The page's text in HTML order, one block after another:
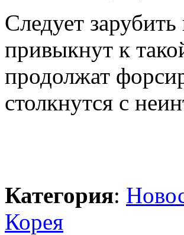
Следует
привыкнут к
продолжат
столкнутся с
Категория:
Корея